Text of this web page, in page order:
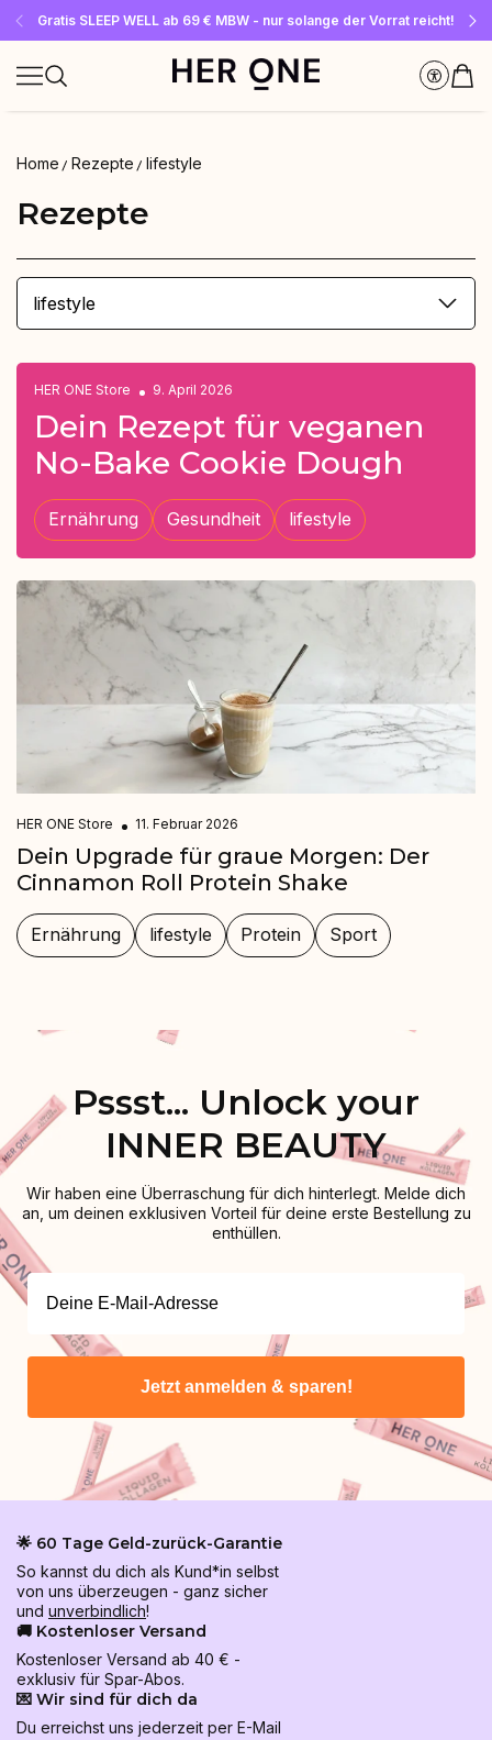
Gratis SLEEP WELL ab 69 € MBW - nur solange der Vorrat reicht!
Jetzt Newsletter abonnieren und 10 €-Gutschein sichern
Bis zu 30 % sparen mit unseren Spar-Abos
Home Rezepte lifestyle
Rezepte
lifestyle
HER ONE Store 9. April 2026
Dein Rezept für veganen
No-Bake Cookie Dough
Ernährung Gesundheit lifestyle
HER ONE Store 11. Februar 2026
Dein Upgrade für graue Morgen: Der
Cinnamon Roll Protein Shake
Ernährung lifestyle Protein Sport
Pssst... Unlock your
INNER BEAUTY
Wir haben eine Überraschung für dich hinterlegt. Melde dich
an, um deinen exklusiven Vorteil für deine erste Bestellung zu
enthüllen.
Jetzt anmelden & sparen!
🌟 60 Tage Geld-zurück-Garantie
So kannst du dich als Kund*in selbst
von uns überzeugen - ganz sicher
und unverbindlich!
🚚 Kostenloser Versand
Kostenloser Versand ab 40 € -
exklusiv für Spar-Abos.
💌 Wir sind für dich da
Du erreichst uns jederzeit per E-Mail